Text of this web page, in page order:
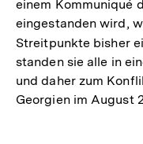
einem Kommuniqué
eingestanden wird,
Streitpunkte bisher
standen sie alle in
und daher zum
Georgien im August